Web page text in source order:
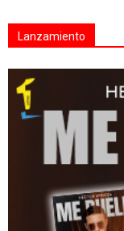
Lanzamiento